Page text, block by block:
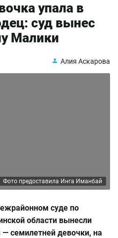
упала в
суд вынес
Малики
Алия Аскарова
Фото предоставила Инга Иманбай
суде по
области вынесли
семилетней девочки, на